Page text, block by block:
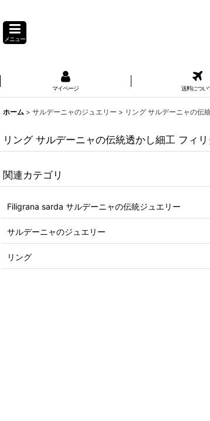
メニュー
マイページ 送料につい
ホーム > サルデーニャのジュエリー > リング サルデーニャの伝
リング サルデーニャの伝統透かし細工 フィ
関連カテゴリ
Filigrana sarda サルデーニャの伝統ジュエリー
サルデーニャのジュエリー
リング